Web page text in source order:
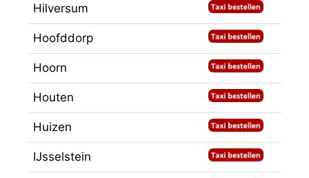
Hilversum
Hoofddorp
Hoorn
Houten
Huizen
IJsselstein